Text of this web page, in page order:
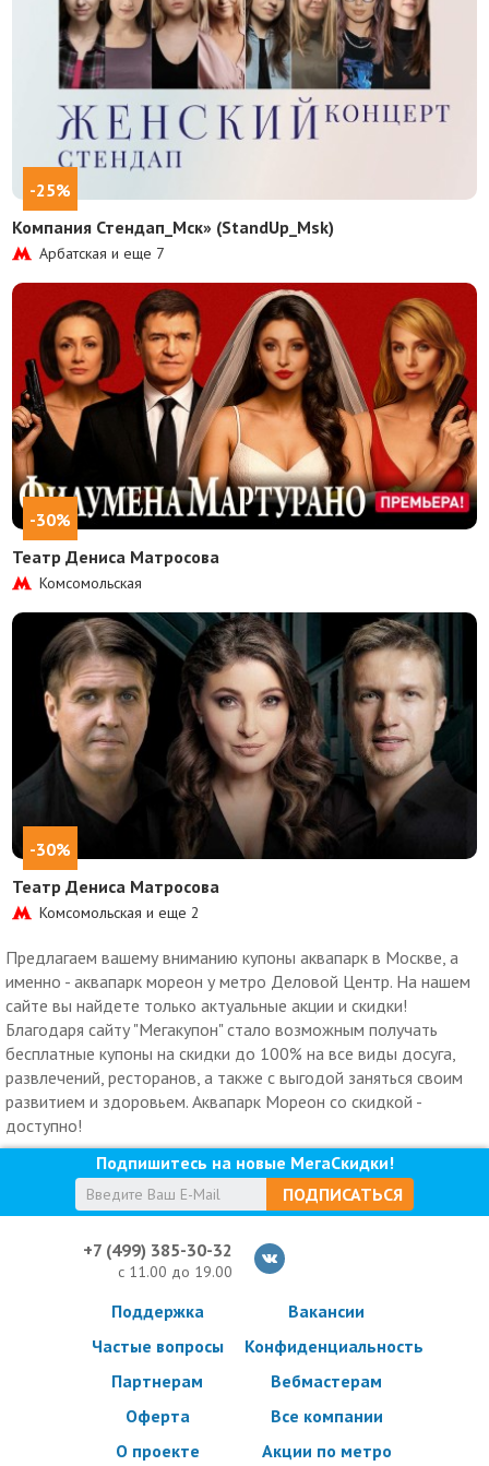
-25%
Компания Стендап_Мск» (StandUp_Msk)
Арбатская и еще 7
-30%
Театр Дениса Матросова
Комсомольская
-30%
Театр Дениса Матросова
Комсомольская и еще2
Предлагаем вашему вниманию купоны аквапарк в Москве, а
именно - аквапарк мореон у метро Деловой Центр. На нашем
сайте вы найдете только актуальные акции и скидки!
Благодаря сайту "Мегакупон" стало возможным получать
бесплатные купоны на скидки до 100% на все виды досуга,
развлечений, ресторанов, а также с выгодой заняться своим
развитием и здоровьем. Аквапарк Мореон со скидкой -
доступно!
Подпишитесь на новые МегаСкидки!
ПОДПИСАТЬСЯ
+7 (499) 385-30-32
с 11.00 до 19.00
Поддержка
Частые вопросы
Партнерам
Оферта
О проекте
Вакансии
Конфиденциальность
Вебмастерам
Все компании
Акции по метро